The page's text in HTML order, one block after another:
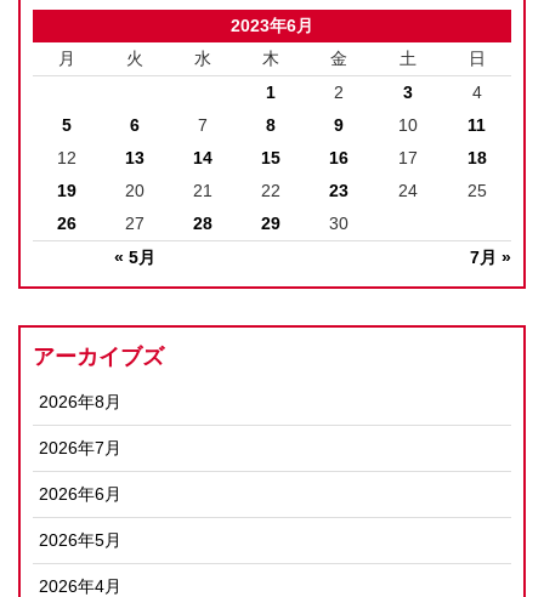
2023年6月
月
火 水 木 金 土 日
« 5月 7月 »
1 2 3
4
5
6 7 8 9 10
11
12
13 14 15 16 17
18
19
20 21 22 23 24
25
26
27 28 29 30
アーカイブズ
2026年8月
2026年7月
2026年6月
2026年5月
2026年4月